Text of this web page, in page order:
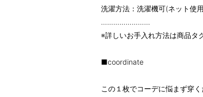
洗濯方法：洗濯機可(ネット使
……………………
※詳しいお手入れ方法は商品タ
■coordinate
この１枚でコーデに悩まず穿